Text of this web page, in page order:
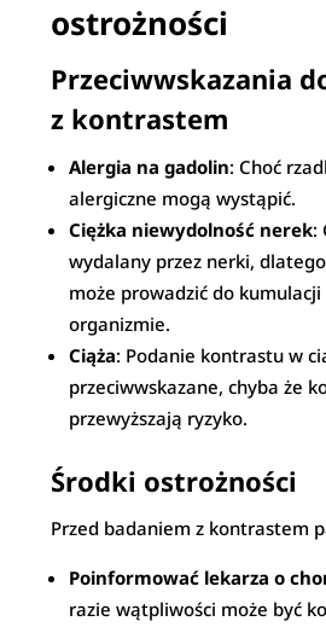
ostrożności
Przeciwwskazania
z kontrastem
Alergia na gadolin: Choć
alergiczne mogą wystąpić.
Ciężka niewydolność nerek:
wydalany przez nerki,
może prowadzić do
organizmie.
Ciąża: Podanie kontrastu w
przeciwwskazane, chyba że
przewyższają ryzyko.
Środki ostrożności
Przed badaniem z kontrastem
Poinformować lekarza o
razie wątpliwości może być